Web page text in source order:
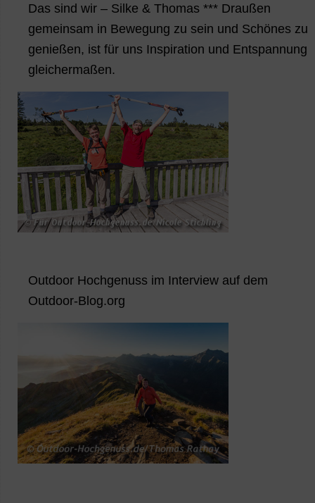
Das sind wir – Silke & Thomas *** Draußen
gemeinsam in Bewegung zu sein und Schönes zu
genießen, ist für uns Inspiration und Entspannung
gleichermaßen.
Outdoor Hochgenuss im Interview auf dem
Outdoor-Blog.org